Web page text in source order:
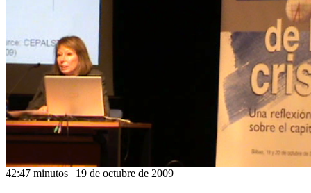
42:47 minutos | 19 de octubre de 2009